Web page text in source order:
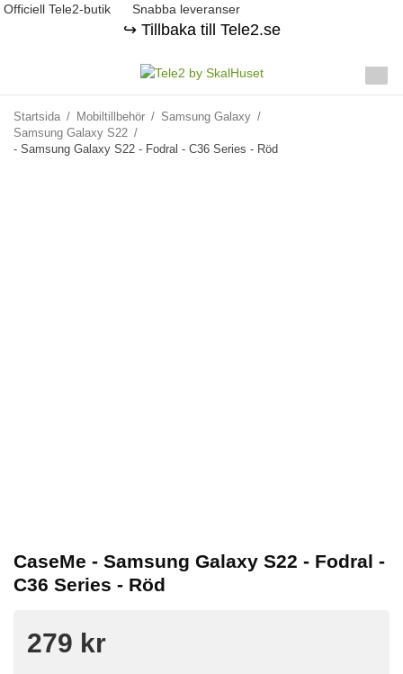
Officiell Tele2-butik Snabba leveranser
↪️ Tillbaka till Tele2.se
Startsida / Mobiltillbehör / Samsung Galaxy /
Samsung Galaxy S22 /
- Samsung Galaxy S22 - Fodral - C36 Series - Röd
CaseMe - Samsung Galaxy S22 - Fodral -
C36 Series - Röd
279 kr